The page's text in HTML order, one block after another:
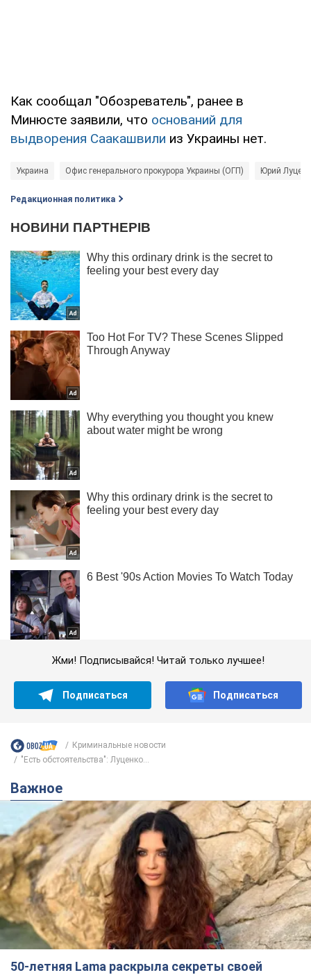
Как сообщал "Обозреватель", ранее в
Минюсте заявили, что оснований для
выдворения Саакашвили из Украины нет.
Украина Офис генерального прокурора Украины (ОГП) Юрий
Редакционная политика
Жми! Подписывайся! Читай только лучшее!
Подписаться Подписаться
Криминальные новости
"Есть обстоятельства": Луценко...
Важное
50-летняя Lama раскрыла секреты своей